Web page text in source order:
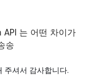
는 어떤 차이가
송
주셔서 감사합니다.